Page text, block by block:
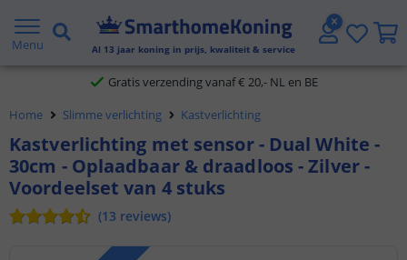
Menu Al 13 jaar koning in prijs, kwaliteit & service
2 jaar garantie
Gratis verzending vanaf € 20,- NL en BE
Klantbeoordeling 9.1
Voor 23:45 uur besteld,morgen in huis
Home Slimme verlichting Kastverlichting
Kastverlichting met sensor - Dual White -
30cm - Oplaadbaar & draadloos - Zilver -
Voordeelset van 4 stuks
(13 reviews)